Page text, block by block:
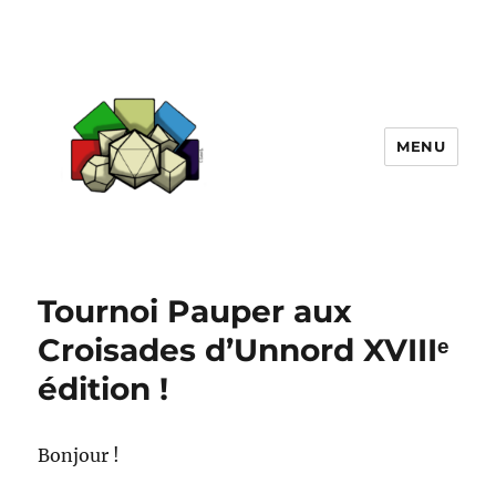
MENU
Tournoi Pauper aux
Croisades d’Unnord XVIIIᵉ
édition !
Bonjour !